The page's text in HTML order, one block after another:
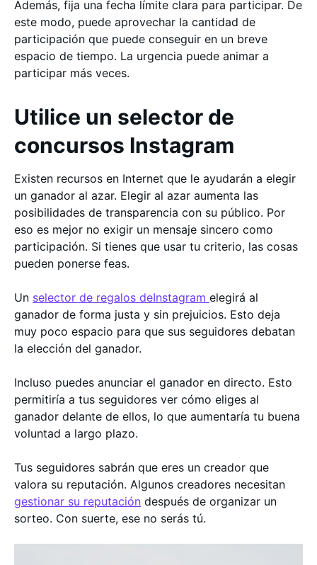
Además, fija una fecha límite clara para participar. De
este modo, puede aprovechar la cantidad de
participación que puede conseguir en un breve
espacio de tiempo. La urgencia puede animar a
participar más veces.
Utilice un selector de
concursos Instagram
Existen recursos en Internet que le ayudarán a elegir
un ganador al azar. Elegir al azar aumenta las
posibilidades de transparencia con su público. Por
eso es mejor no exigir un mensaje sincero como
participación. Si tienes que usar tu criterio, las cosas
pueden ponerse feas.
Un selector de regalos deInstagram elegirá al
ganador de forma justa y sin prejuicios. Esto deja
muy poco espacio para que sus seguidores debatan
la elección del ganador.
Incluso puedes anunciar el ganador en directo. Esto
permitiría a tus seguidores ver cómo eliges al
ganador delante de ellos, lo que aumentaría tu buena
voluntad a largo plazo.
Tus seguidores sabrán que eres un creador que
valora su reputación. Algunos creadores necesitan
gestionar su reputación después de organizar un
sorteo. Con suerte, ese no serás tú.